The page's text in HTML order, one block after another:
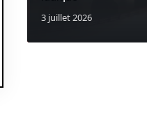
3 juillet 2026